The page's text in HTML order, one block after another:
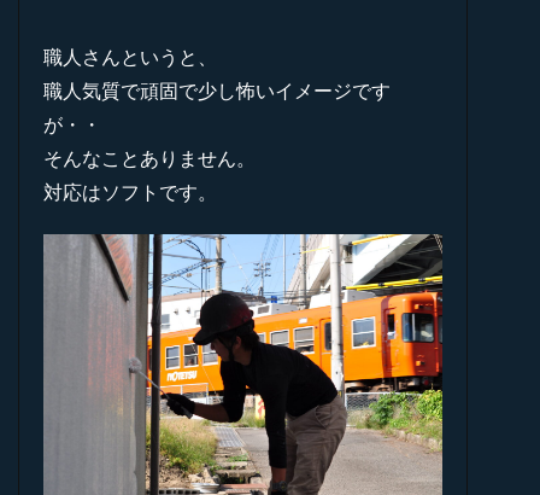
職人さんというと、
職人気質で頑固で少し怖いイメージです
が・・
そんなことありません。
対応はソフトです。